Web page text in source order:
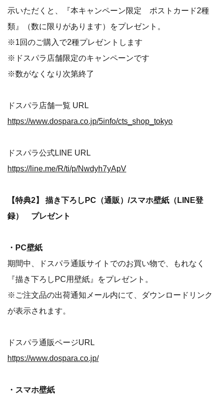
示いただくと、『本キャンペーン限定 ポストカード2種
類』（数に限りがあります）をプレゼント。
※1回のご購入で2種プレゼントします
※ドスパラ店舗限定のキャンペーンです
※数がなくなり次第終了
ドスパラ店舗一覧 URL
https://www.dospara.co.jp/5info/cts_shop_tokyo
ドスパラ公式LINE URL
https://line.me/R/ti/p/Nwdyh7yApV
【特典2】 描き下ろしPC（通販）/スマホ壁紙（LINE登
録） プレゼント
・PC壁紙
期間中、ドスパラ通販サイトでのお買い物で、もれなく
『描き下ろしPC用壁紙』をプレゼント。
※ご注文品の出荷通知メール内にて、ダウンロードリンク
が表示されます。
ドスパラ通販ページURL
https://www.dospara.co.jp/
・スマホ壁紙